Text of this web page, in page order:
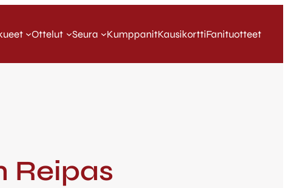
Ottelut Seura KumppanitKausikorttiFanituotteet
Reipas